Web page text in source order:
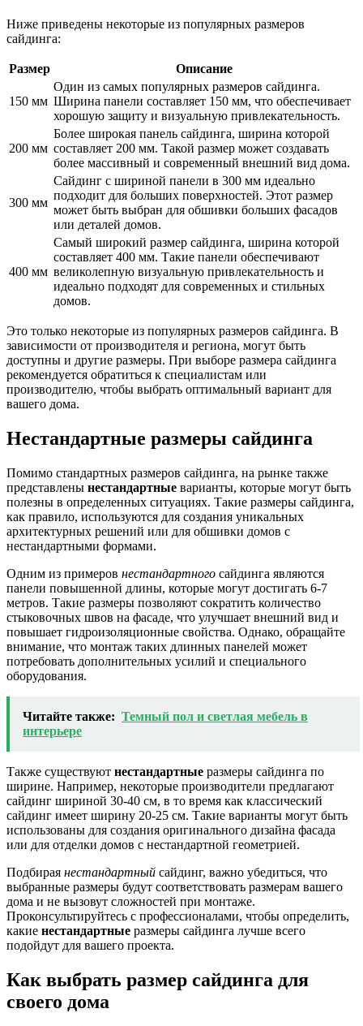
Ниже приведены некоторые из популярных размеров
сайдинга:
Размер Описание
150 мм
Один из самых популярных размеров сайдинга.
Ширина панели составляет 150 мм, что обеспечивает
хорошую защиту и визуальную привлекательность.
200 мм
Более широкая панель сайдинга, ширина которой
составляет 200 мм. Такой размер может создавать
более массивный и современный внешний вид дома.
300 мм
Сайдинг с шириной панели в 300 мм идеально
подходит для больших поверхностей. Этот размер
может быть выбран для обшивки больших фасадов
или деталей домов.
400 мм
Самый широкий размер сайдинга, ширина которой
составляет 400 мм. Такие панели обеспечивают
великолепную визуальную привлекательность и
идеально подходят для современных и стильных
домов.
Это только некоторые из популярных размеров сайдинга. В
зависимости от производителя и региона, могут быть
доступны и другие размеры. При выборе размера сайдинга
рекомендуется обратиться к специалистам или
производителю, чтобы выбрать оптимальный вариант для
вашего дома.
Нестандартные размеры сайдинга
Помимо стандартных размеров сайдинга, на рынке также
представлены нестандартные варианты, которые могут быть
полезны в определенных ситуациях. Такие размеры сайдинга,
как правило, используются для создания уникальных
архитектурных решений или для обшивки домов с
нестандартными формами.
Одним из примеров нестандартного сайдинга являются
панели повышенной длины, которые могут достигать 6-7
метров. Такие размеры позволяют сократить количество
стыковочных швов на фасаде, что улучшает внешний вид и
повышает гидроизоляционные свойства. Однако, обращайте
внимание, что монтаж таких длинных панелей может
потребовать дополнительных усилий и специального
оборудования.
Читайте также: Темный пол и светлая мебель в
интерьере
Также существуют нестандартные размеры сайдинга по
ширине. Например, некоторые производители предлагают
сайдинг шириной 30-40 см, в то время как классический
сайдинг имеет ширину 20-25 см. Такие варианты могут быть
использованы для создания оригинального дизайна фасада
или для отделки домов с нестандартной геометрией.
Подбирая нестандартный сайдинг, важно убедиться, что
выбранные размеры будут соответствовать размерам вашего
дома и не вызовут сложностей при монтаже.
Проконсультируйтесь с профессионалами, чтобы определить,
какие нестандартные размеры сайдинга лучше всего
подойдут для вашего проекта.
Как выбрать размер сайдинга для
своего дома